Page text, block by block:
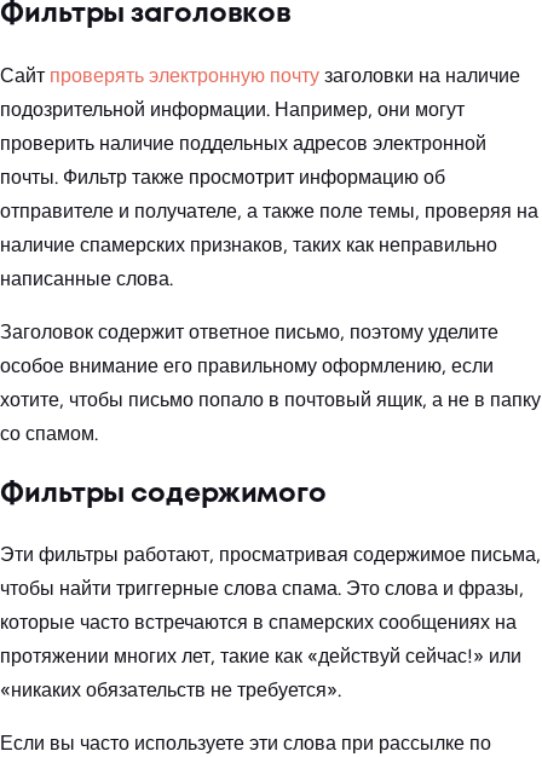
Фильтры заголовков
Сайт проверять электронную почту заголовки на наличие
подозрительной информации. Например, они могут
проверить наличие поддельных адресов электронной
почты. Фильтр также просмотрит информацию об
отправителе и получателе, а также поле темы, проверяя на
наличие спамерских признаков, таких как неправильно
написанные слова.
Заголовок содержит ответное письмо, поэтому уделите
особое внимание его правильному оформлению, если
хотите, чтобы письмо попало в почтовый ящик, а не в папку
со спамом.
Фильтры содержимого
Эти фильтры работают, просматривая содержимое письма,
чтобы найти триггерные слова спама. Это слова и фразы,
которые часто встречаются в спамерских сообщениях на
протяжении многих лет, такие как «действуй сейчас!» или
«никаких обязательств не требуется».
Если вы часто используете эти слова при рассылке по